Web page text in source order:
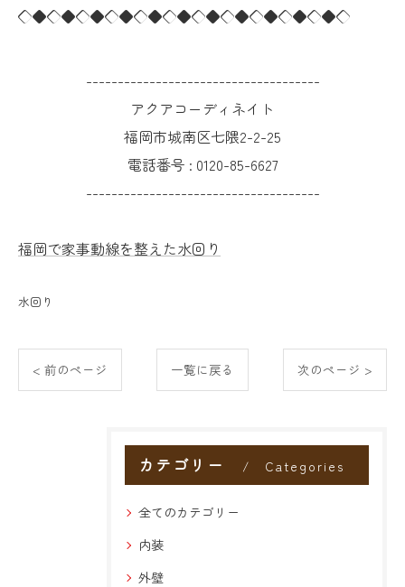
◇◆◇◆◇◆◇◆◇◆◇◆◇◆◇◆◇◆◇◆◇◆◇
-------------------------------------
アクアコーディネイト
福岡市城南区七隈2-2-25
電話番号 : 0120-85-6627
-------------------------------------
福岡で家事動線を整えた水回り
水回り
< 前のページ 一覧に戻る 次のページ >
カテゴリー Categories
全てのカテゴリー
内装
外壁